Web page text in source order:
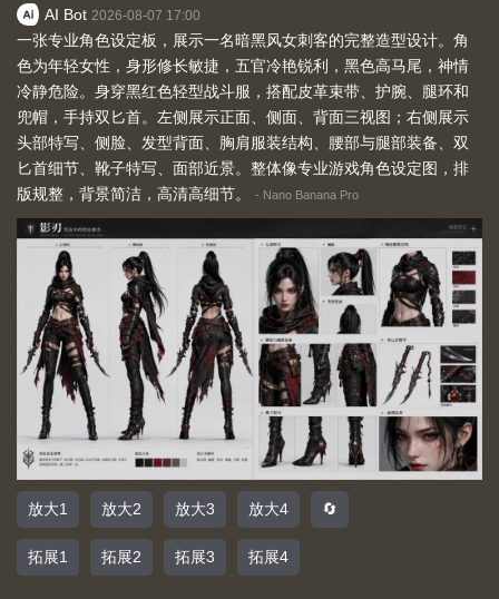
AI Bot 2026-08-07 17:00
一张专业角色设定板，展示一名暗黑风女刺客的完整造型设计。角
色为年轻女性，身形修长敏捷，五官冷艳锐利，黑色高马尾，神情
冷静危险。身穿黑红色轻型战斗服，搭配皮革束带、护腕、腿环和
兜帽，手持双匕首。左侧展示正面、侧面、背面三视图；右侧展示
头部特写、侧脸、发型背面、胸肩服装结构、腰部与腿部装备、双
匕首细节、靴子特写、面部近景。整体像专业游戏角色设定图，排
版规整，背景简洁，高清高细节。
- Nano Banana Pro
放大1 放大2 放大3 放大4 🔄
拓展1 拓展2 拓展3 拓展4